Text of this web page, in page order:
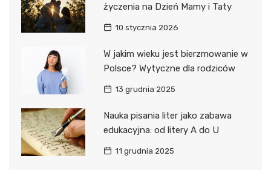
życzenia na Dzień Mamy i Taty
10 stycznia 2026
W jakim wieku jest bierzmowanie w
Polsce? Wytyczne dla rodziców
13 grudnia 2025
Nauka pisania liter jako zabawa
edukacyjna: od litery A do U
11 grudnia 2025